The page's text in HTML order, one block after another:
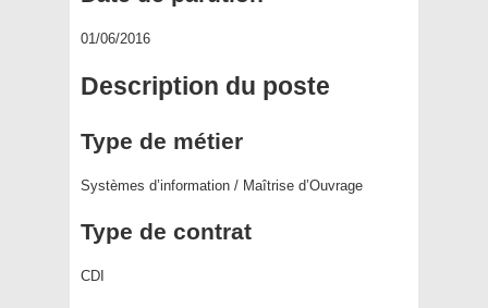
01/06/2016
Description du poste
Type de métier
Systèmes d’information / Maîtrise d’Ouvrage
Type de contrat
CDI